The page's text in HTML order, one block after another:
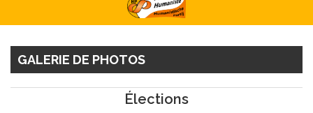
GALERIE DE PHOTOS
Élections